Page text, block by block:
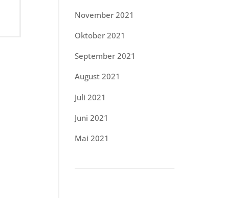
November 2021
Oktober 2021
September 2021
August 2021
Juli 2021
Juni 2021
Mai 2021